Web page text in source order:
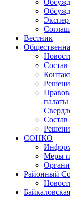
Вестник
палаты
СОНКО
Меры
Районный